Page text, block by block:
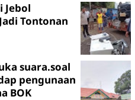
Jebol
Tontonan
suara.soal
pengunaan
BOK